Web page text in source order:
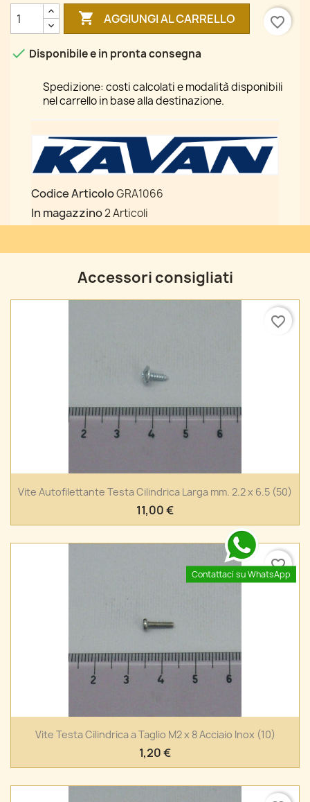
 AGGIUNGI AL CARRELLO
favorite_border
 Disponibile e in pronta consegna
Spedizione: costi calcolati e modalità disponibili
nel carrello in base alla destinazione.
Codice ArticoloGRA1066
In magazzino2 Articoli
Accessori consigliati
Vite Autofilettante Testa Cilindrica Larga mm. 2.2 x 6.5 (50)
11,00 €
favorite_border
Vite Testa Cilindrica a Taglio M2 x 8 Acciaio Inox (10)
1,20 €
favorite_border
Contattaci su WhatsApp